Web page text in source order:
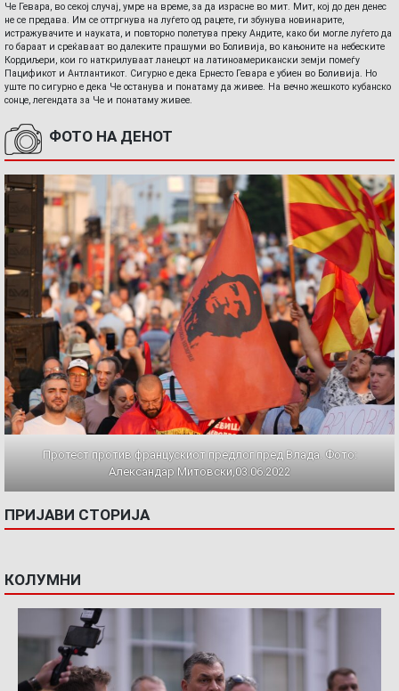
Че Гевара, во секој случај, умре на време, за да израсне во мит. Мит, кој до ден денес
не се предава. Им се оттргнува на луѓето од рацете, ги збунува новинарите,
истражувачите и науката, и повторно полетува преку Андите, како би могле луѓето да
го бараат и среќаваат во далеките прашуми во Боливија, во кањоните на небеските
Кордиљери, кои го наткрилуваат ланецот на латиноамерикански земји помеѓу
Пацификот и Антлантикот. Сигурно е дека Ернесто Гевара е убиен во Боливија. Но
уште по сигурно е дека Че останува и понатаму да живее. На вечно жешкото кубанско
сонце, легендата за Че и понатаму живее.
ФОТО НА ДЕНОТ
Протест против францускиот предлог пред Влада. Фото:
Александар Митовски,03.06.2022
ПРИЈАВИ СТОРИЈА
КОЛУМНИ